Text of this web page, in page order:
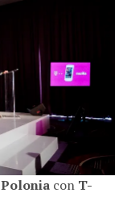
Polonia con T-